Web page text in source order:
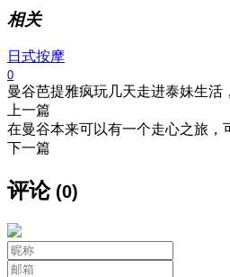
相关
日式按摩
0
曼谷芭提雅疯玩几天走进泰妹生活
上一篇
在曼谷本来可以有一个走心之旅，
下一篇
评论(0)